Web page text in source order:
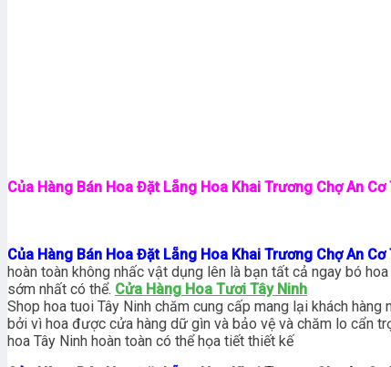
Của Hàng Bán Hoa Đặt Lẵng Hoa Khai Trương Chợ An
Của Hàng Bán Hoa Đặt Lẵng Hoa Khai Trương Chợ An
hoàn toàn không nhấc vật dụng lên là bạn tất cả ngay bó
sớm nhất có thể. Cửa Hàng Hoa Tươi Tây Ninh
Shop hoa tuoi Tây Ninh chăm cung cấp mang lại khách
bởi vì hoa được cửa hàng dữ gìn và bảo vệ và chăm lo cẩn
hoa Tây Ninh hoàn toàn có thể họa tiết thiết kế